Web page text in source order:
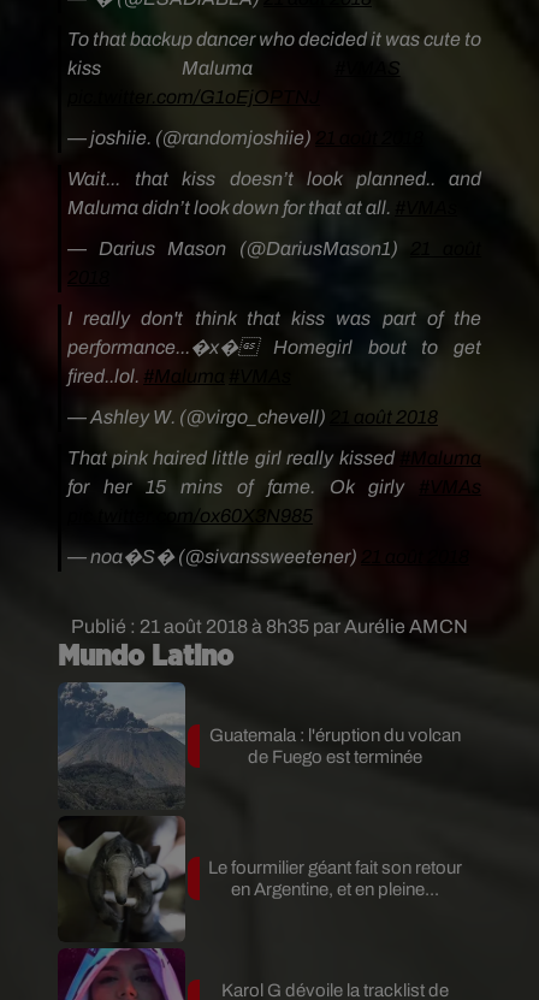
Publié : 21 août 2018 à 8h35 par Aurélie AMCN
To that backup dancer who decided it was cute to
kiss Maluma
#VMAS
pic.twitter.com/G1oEjOPTNJ
— joshiie. (@randomjoshiie)
Wait... that kiss doesn’t look planned.. and
Maluma didn’t look down for that at all.
— Darius Mason (@DariusMason1)
I really don't think that kiss was part of the
performance...�x� Homegirl bout to get
fired..lol. #Maluma
— Ashley W. (@virgo_chevell)
21 août 2018
That pink haired little girl really kissed
#Maluma
for her 15 mins of fame. Ok girly #VMAs
pic.twitter.com/ox60X3N985
— noa�S� (@sivanssweetener)
Mundo Latino
Guatemala : l'éruption du volcan
de Fuego est terminée
Le fourmilier géant fait son retour
en Argentine, et en pleine...
Karol G dévoile la tracklist de